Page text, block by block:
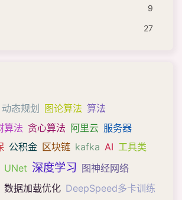
9
27
动态规划 图论算法 算法
算法 贪心算法 阿里云 服务器
公积金 区块链 kafka AI 工具类
UNet 深度学习 图神经网络
数据加载优化 DeepSpeed多卡训练